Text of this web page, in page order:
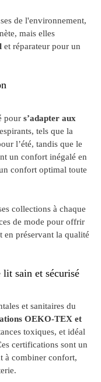
de l'environnement,
mais elles
et réparateur pour un
pour s’adapter aux
tels que la
l’été, tandis que le
un confort inégalé en
confort optimal toute
collections à chaque
de mode pour offrir
en préservant la qualité
sain et sécurisé
et sanitaires du
OEKO-TEX et
toxiques, et idéal
certifications sont un
à combiner confort,